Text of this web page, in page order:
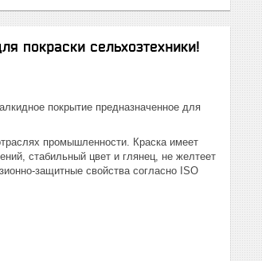
покраски сельхозтехники!
покрытие предназначенное для
промышленности. Краска имеет
стабильный цвет и глянец, не желтеет
защитные свойства согласно ISO